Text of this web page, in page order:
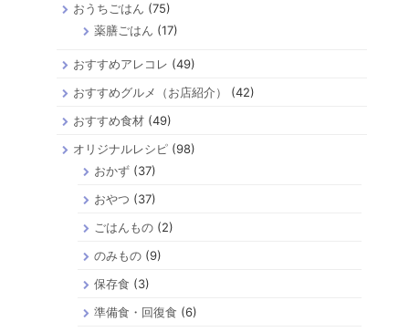
おうちごはん (75)
薬膳ごはん (17)
おすすめアレコレ (49)
おすすめグルメ（お店紹介）
(42)
おすすめ食材 (49)
オリジナルレシピ (98)
おかず(37)
おやつ (37)
ごはんもの(2)
のみもの(9)
保存食 (3)
準備食・回復食 (6)